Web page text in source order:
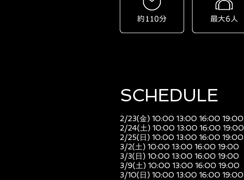
SCHEDULE​
2/23(金) 10:00 13:00 16:00 19:00
2/24(土) 10:00 13:00 16:00 19:00
2/25(日) 10:00 13:00 16:00 19:00
3/2(土) 10:00 13:00 16:00 19:00
3/3(日) 10:00 13:00 16:00 19:00
3/9(土) 10:00 13:00 16:00 19:00
3/10(日) 10:00 13:00 16:00 19:00